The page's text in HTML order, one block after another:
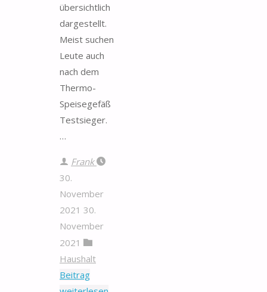
übersichtlich
dargestellt.
Meist suchen
Leute auch
nach dem
Thermo-
Speisegefäß
Testsieger.
…
Frank
30.
November
2021 30.
November
2021
Haushalt
Beitrag